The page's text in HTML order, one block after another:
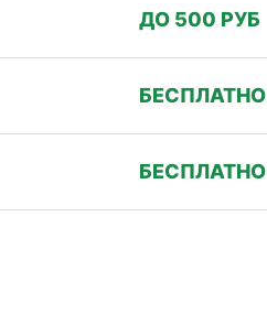
ДО 500 РУБ
БЕСПЛАТНО
БЕСПЛАТНО